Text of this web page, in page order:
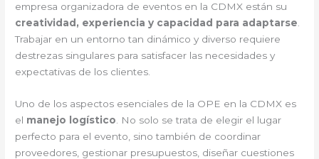
empresa organizadora de eventos en la CDMX están su
creatividad, experiencia y capacidad para adaptarse
Trabajar en un entorno tan dinámico y diverso requiere
destrezas singulares para satisfacer las necesidades y
expectativas de los clientes.
Uno de los aspectos esenciales de la OPE en la CDMX es
el manejo logístico . No solo se trata de elegir el lugar
perfecto para el evento, sino también de coordinar
proveedores, gestionar presupuestos, diseñar cuestiones